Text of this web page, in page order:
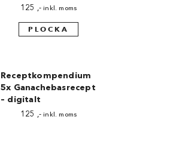
125 ,-inkl. moms
PLOCKA
Receptkompendium
5x Ganachebasrecept
– digitalt
125 ,-inkl. moms